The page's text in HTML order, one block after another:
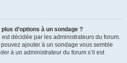
d’options à un sondage ?
est décidée par les administrateurs du forum.
ajouter à un sondage vous semble
à un administrateur du forum s’il est